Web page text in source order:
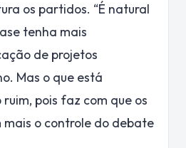
os partidos. “É natural
tenha mais
de projetos
Mas o que está
pois faz com que os
o controle do debate